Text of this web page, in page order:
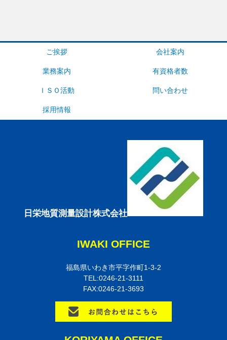
ご挨拶 会社案内
業務案内 有資格者数
ＩＳＯ活動 問い合わせ
採用情報
日栄地質測量設計株式会社
IWAKI OFFICE
福島県いわき市平字作町1-3-2
TEL:0246-21-3111
FAX:0246-21-3693